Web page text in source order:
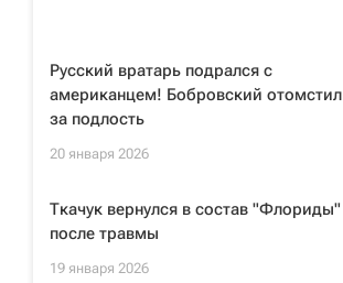
Русский вратарь подрался с
американцем! Бобровский отомстил
за подлость
20 января 2026
Ткачук вернулся в состав "Флориды"
после травмы
19 января 2026